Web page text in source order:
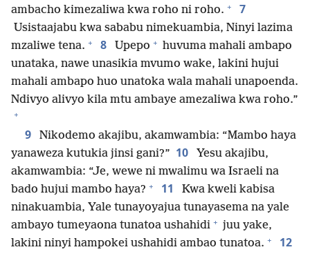
ambacho kimezaliwa kwa roho ni roho. + 7
Usistaajabu kwa sababu nimekuambia, Ninyi lazima
mzaliwe tena. + 8 Upepo + huvuma mahali ambapo
unataka, nawe unasikia mvumo wake, lakini hujui
mahali ambapo huo unatoka wala mahali unapoenda.
Ndivyo alivyo kila mtu ambaye amezaliwa kwa roho.”
+
9
Nikodemo akajibu, akamwambia: “Mambo haya
yanaweza kutukia jinsi gani?” 10
Yesu akajibu,
akamwambia: “Je, wewe ni mwalimu wa Israeli na
bado hujui mambo haya? + 11
Kwa kweli kabisa
ninakuambia, Yale tunayoyajua tunayasema na yale
ambayo tumeyaona tunatoa ushahidi + juu yake,
lakini ninyi hampokei ushahidi ambao tunatoa. + 12